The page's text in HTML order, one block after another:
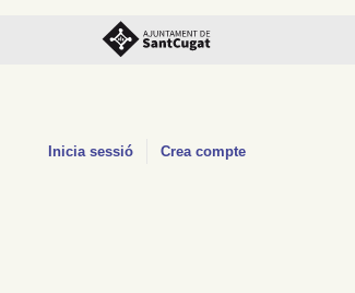
Inicia sessió Crea compte